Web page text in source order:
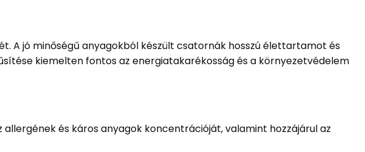
A jó minőségű anyagokból készült csatornák hosszú élettartamot és
kiemelten fontos az energiatakarékosság és a környezetvédelem
és káros anyagok koncentrációját, valamint hozzájárul az